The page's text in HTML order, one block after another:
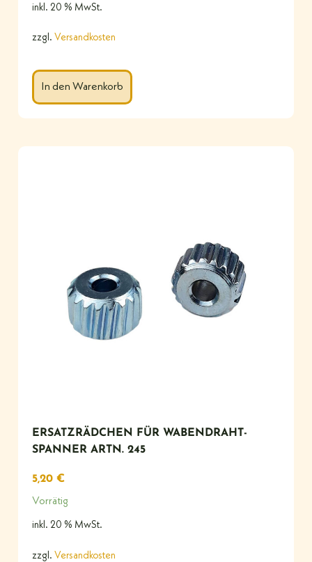
inkl. 20 % MwSt.
zzgl. Versandkosten
In den Warenkorb
ERSATZRÄDCHEN FÜR WABENDRAHT-
SPANNER ARTN. 245
5,20 €
Vorrätig
inkl. 20 % MwSt.
zzgl. Versandkosten